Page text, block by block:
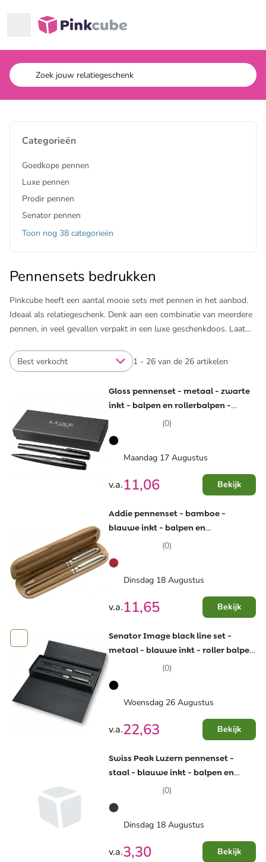
Pinkcube
Categorieën
Goedkope pennen
Luxe pennen
Prodir pennen
Senator pennen
Toon nog 38 categorieën
Pennensets bedrukken
Pinkcube heeft een aantal mooie sets met pennen in het aanbod.
Ideaal als relatiegeschenk. Denk aan een combinatie van meerdere
pennen, in veel gevallen verpakt in een luxe geschenkdoos. Laat
een extra persoonlijk geschenk in handen. Wij leveren pennen met
een perfecte bedrukking. En het bestellen daarvan is een fluitje van
Bij Pinkcube heb je de keuze uit pennensets van bekende merken
zoals Swiss Peak, Senator en Geneva. Per set zie je wat de
mogelijkheden zijn voor het bedrukken of graveren. Naast
pennensets bedrukken we ook losseluxe pennen met logo
bijzondere pennen. Genoeg mogelijkheden voor een uniek
1 - 26 van de 26 artikelen
Best verkocht
Gloss pennenset - metaal - zwarte
inkt - balpen en rollerbalpen -
geschenkverpakking
(0)
Maandag 17 Augustus
v.a.11,06 Bekijk
Addie pennenset - bamboe -
blauwe inkt - balpen en
rollerbalpen - geschenkverpakking
(0)
Dinsdag 18 Augustus
v.a.11,65 Bekijk
Senator Image black line set -
metaal - blauwe inkt - roller balpen
en balpen - geschenkverpakking
(0)
Woensdag 26 Augustus
v.a.22,63 Bekijk
Swiss Peak Luzern pennenset -
staal - blauwe inkt - balpen en
potlood - geschenkverpakking
(0)
Dinsdag 18 Augustus
v.a.3,30 Bekijk